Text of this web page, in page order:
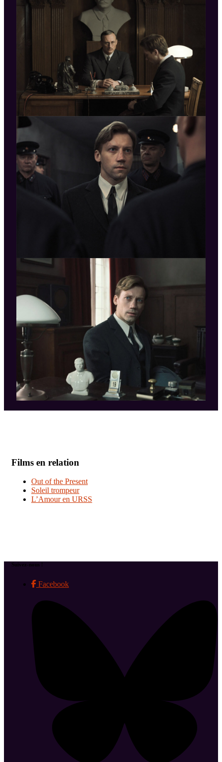
Films en relation
Out of the Present
Soleil trompeur
L’Amour en URSS
Suivez-nous !
Facebook